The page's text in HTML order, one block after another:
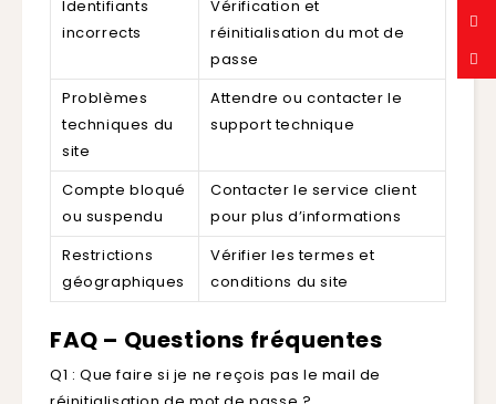
Identifiants
incorrects
Vérification et
réinitialisation du mot de
passe
Problèmes
techniques du
site
Attendre ou contacter le
support technique
Compte bloqué
ou suspendu
Contacter le service client
pour plus d’informations
Restrictions
géographiques
Vérifier les termes et
conditions du site
FAQ – Questions fréquentes
Q1 : Que faire si je ne reçois pas le mail de